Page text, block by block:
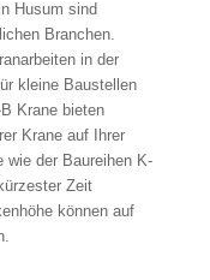
Husum sind
Branchen.
in der
kleine Baustellen
Krane bieten
Krane auf Ihrer
wie der Baureihen K-
Zeit
können auf